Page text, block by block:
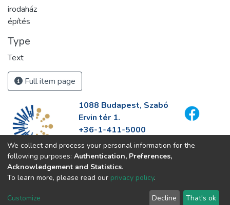
irodaház
építés
Type
Text
Full item page
1088 Budapest, Szabó
Ervin tér 1.
+36-1-411-5000
info@fszek.hu
https://fszek.hu
We collect and process your personal information for the
following purposes: Authentication, Preferences,
Acknowledgement and Statistics.
To learn more, please read our privacy policy.
Customize Decline That's ok